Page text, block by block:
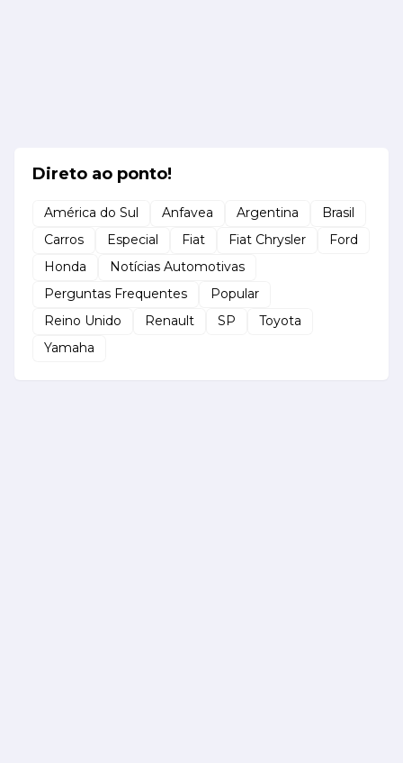
Direto ao ponto!
América do Sul Anfavea Argentina
Brasil
Carros
Especial Fiat Fiat Chrysler
Ford
Honda
Notícias Automotivas
Perguntas Frequentes
Popular
Reino Unido
Renault SP
Toyota
Yamaha